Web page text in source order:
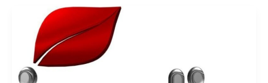
“Sostenibilidad
Economía
Circular
el